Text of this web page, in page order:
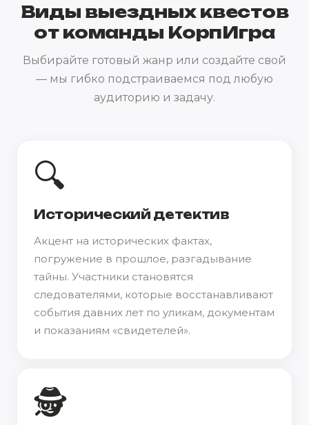
Виды выездных квестов
от команды КорпИгра
Выбирайте готовый жанр или создайте свой
— мы гибко подстраиваемся под любую
аудиторию и задачу.
🔍
Исторический детектив
Акцент на исторических фактах,
погружение в прошлое, разгадывание
тайны. Участники становятся
следователями, которые восстанавливают
события давних лет по уликам, документам
и показаниям «свидетелей».
🕵️